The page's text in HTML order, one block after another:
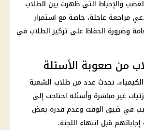
والإحباط التي ظهرت بين الطلاب
مراجعة عاجلة، خاصة مع استمرار
وضرورة الحفاظ على تركيز الطلاب في
من صعوبة الأسئلة
، تحدث عدد من طلاب الشعبة
غير مباشرة وأسئلة احتاجت إلى
في ضيق الوقت وعدم قدرة بعض
قبل انتهاء اللجنة.